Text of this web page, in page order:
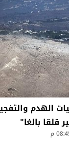
الهدم
قلقا بالغا"